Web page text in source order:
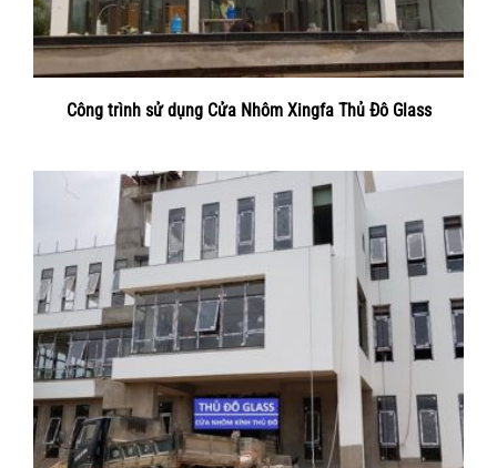
Công trình sử dụng Cửa Nhôm Xingfa Thủ Đô Glass